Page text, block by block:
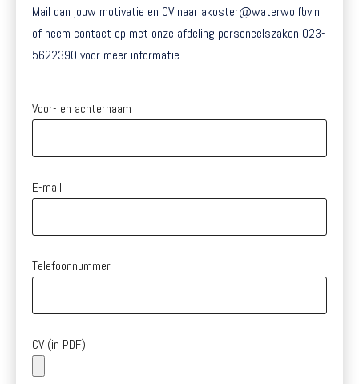
Mail dan jouw motivatie en CV naar akoster@waterwolfbv.nl
of neem contact op met onze afdeling personeelszaken 023-
5622390 voor meer informatie.
Voor- en achternaam
E-mail
Telefoonnummer
CV (in PDF)